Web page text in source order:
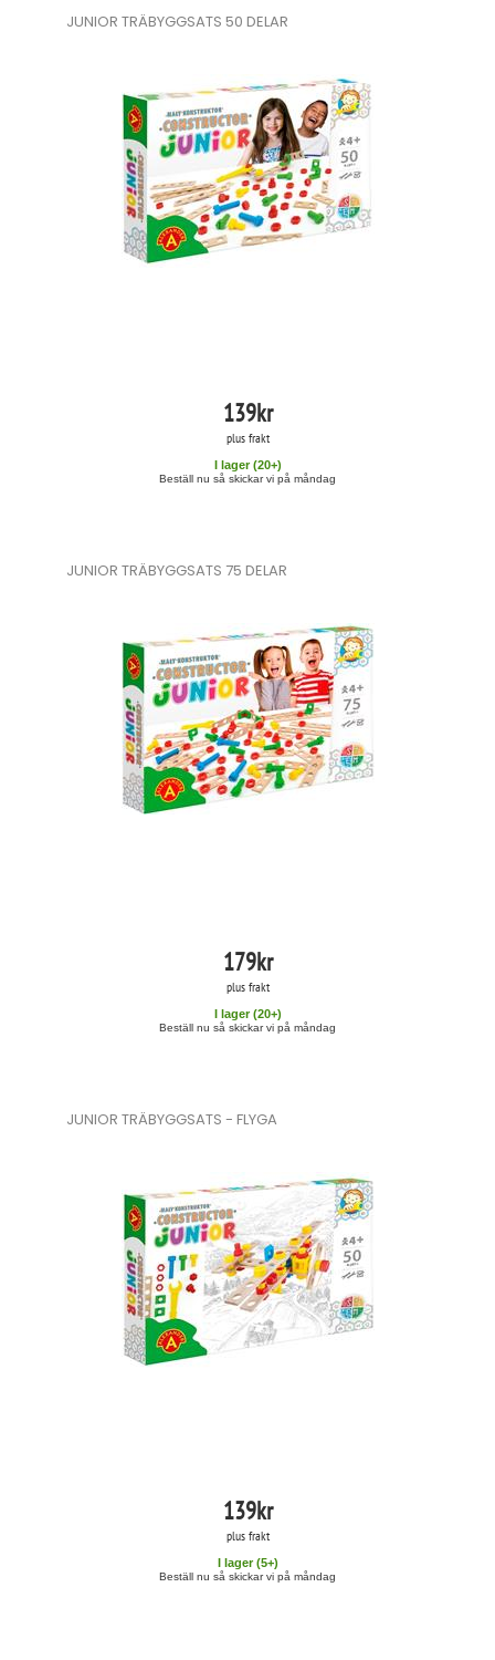
JUNIOR TRÄBYGGSATS 50 DELAR
139kr
plus frakt
I lager (20+)
Beställ nu så skickar vi på måndag
JUNIOR TRÄBYGGSATS 75 DELAR
179kr
plus frakt
I lager (20+)
Beställ nu så skickar vi på måndag
JUNIOR TRÄBYGGSATS - FLYGA
139kr
plus frakt
I lager (5+)
Beställ nu så skickar vi på måndag